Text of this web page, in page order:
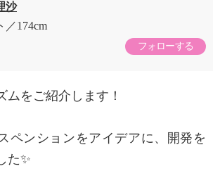
商品紹介
沙
174cm
フォローする
ムをご紹介します！
ペンションをアイデアに、開発を
た✨